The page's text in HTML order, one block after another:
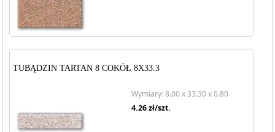
TUBĄDZIN TARTAN 8 COKÓŁ 8X33.3
Wymiary: 8.00 x 33.30 x 0.80
4.26zł/szt.